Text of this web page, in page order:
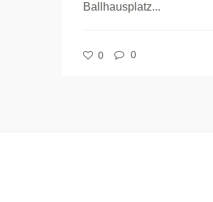
Ballhausplatz...
0 0